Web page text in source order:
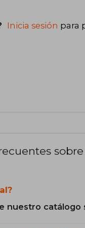
Inicia sesión para
nuestro catálogo